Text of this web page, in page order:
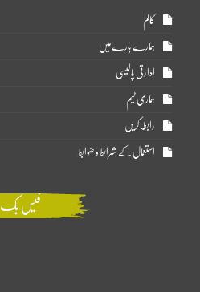
کالم
ہمارے بارے میں
ادارتی پالیسی
ہماری ٹیم
رابطہ کریں
استعمال کے شرائط و ضوابط
فیس بک